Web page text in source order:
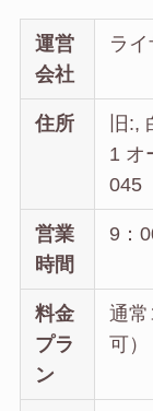
運営
会社
ラ
住所
旧:,
1 オ
045
営業
時間
9：
料金
プラ
ン
通常
可）